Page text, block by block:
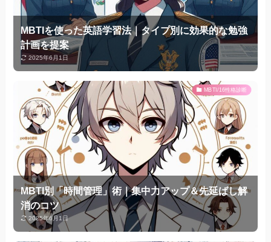
MBTIを使った英語学習法｜タイプ別に効果的な勉強
計画を提案
2025年6月1日
MBTI/16性格診断
MBTI別「時間管理」術｜集中力アップ＆先延ばし解
消のコツ
2025年6月1日